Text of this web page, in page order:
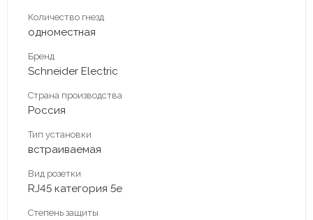
Количество гнезд
одноместная
Бренд
Schneider Electric
Страна производства
Россия
Тип установки
встраиваемая
Вид розетки
RJ45 категория 5е
Степень защиты